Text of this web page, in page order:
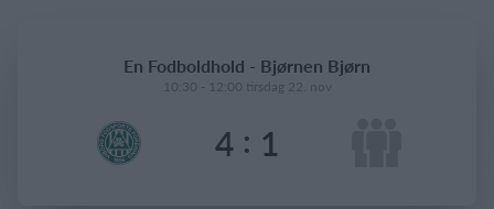
Webshop
Hvad koster det?
En Fodboldhold - Bjørnen Bjørn
10:30 - 12:00 tirsdag 22. nov
4 : 1